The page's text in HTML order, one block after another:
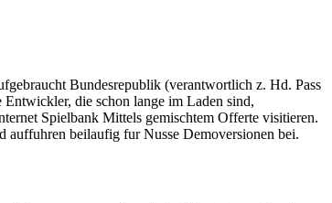
Bundesrepublik (verantwortlich z. Hd. Pass
die schon lange im Laden sind,
Spielbank Mittels gemischtem Offerte visitieren.
auffuhren beilaufig fur Nusse Demoversionen bei.